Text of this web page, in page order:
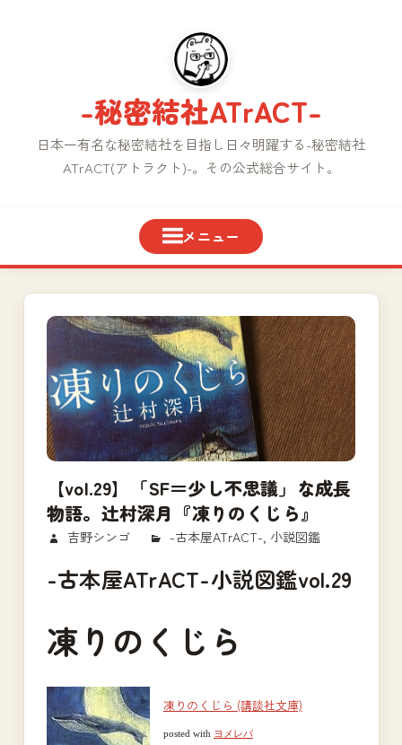
-秘密結社ATrACT-
日本一有名な秘密結社を目指し日々明躍する-秘密結社
ATrACT(アトラクト)-。その公式総合サイト。
【vol.29】「SF＝少し不思議」な成長
物語。辻村深月『凍りのくじら』
2018/03/20
吉野シンゴ -古本屋ATrACT- 小説図鑑
-古本屋ATrACT-小説図鑑vol.29
凍りのくじら
凍りのくじら (講談社文庫)
posted with ヨメレバ